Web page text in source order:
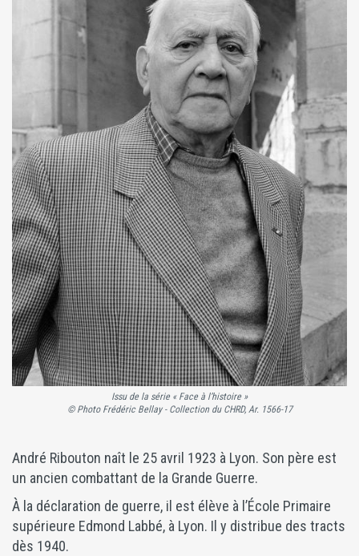
Issu de la série « Face à l’histoire »
© Photo Frédéric Bellay - Collection du CHRD, Ar. 1566-17
André Ribouton naît le 25 avril 1923 à Lyon. Son père est
un ancien combattant de la Grande Guerre.
À la déclaration de guerre, il est élève à l’École Primaire
supérieure Edmond Labbé, à Lyon. Il y distribue des tracts
dès 1940.